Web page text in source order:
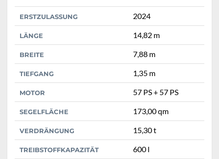
ERSTZULASSUNG 2024
LÄNGE 14,82 m
BREITE 7,88 m
TIEFGANG 1,35 m
MOTOR 57 PS + 57 PS
SEGELFLÄCHE 173,00 qm
VERDRÄNGUNG 15,30 t
TREIBSTOFFKAPAZITÄT 600 l